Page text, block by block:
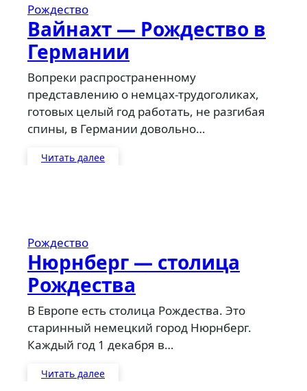
Рождество
Вайнахт — Рождество в
Германии
Вопреки распространенному
представлению о немцах-трудоголиках,
готовых целый год работать, не разгибая
спины, в Германии довольно…
Читать далее
Рождество
Нюрнберг — столица
Рождества
В Европе есть столица Рождества. Это
старинный немецкий город Нюрнберг.
Каждый год 1 декабря в…
Читать далее